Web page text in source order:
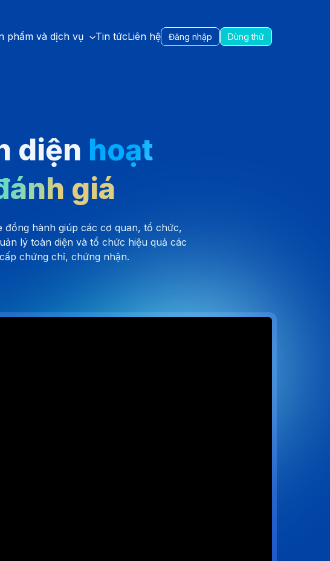
phẩm và dịch vụ Tin tứcLiên hệ Đăng nhập Dùng thử
diện hoạt
giá
đồng hành giúp các cơ quan, tổ chức,
lý toàn diện và tổ chức hiệu quả các
chứng chỉ, chứng nhận.